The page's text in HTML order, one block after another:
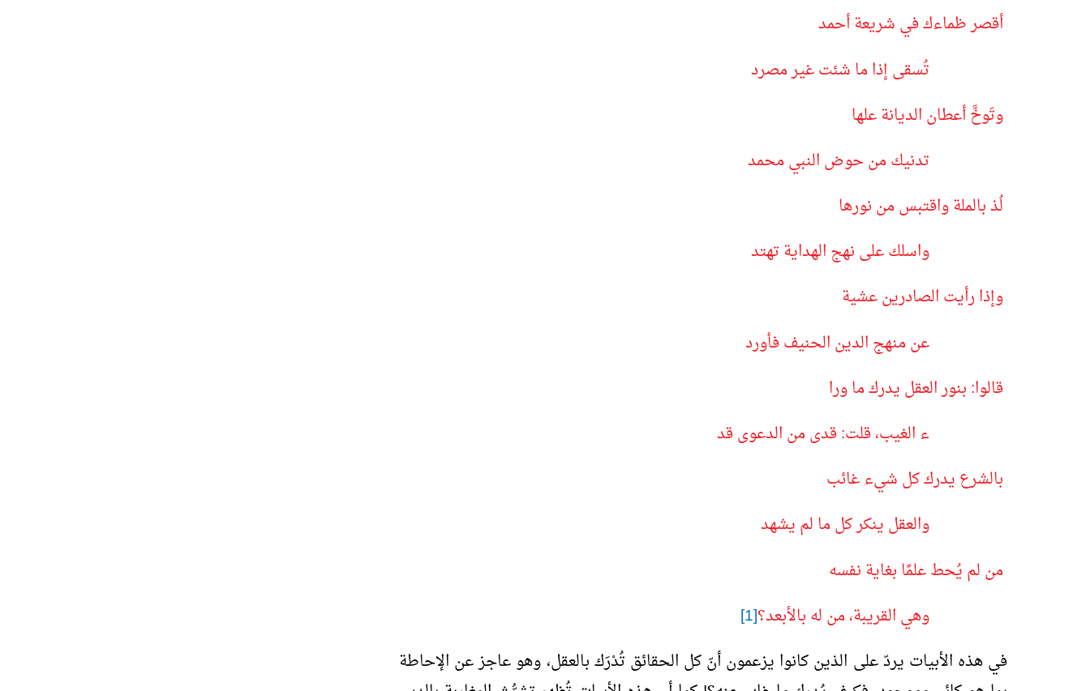
أقصر ظماءك في شريعة أحمد
تُسقى إذا ما شئت غير مصرد
وتَوخَّ أعطان الديانة علها
تدنيك من حوض النبي محمد
لُذ بالملة واقتبس من نورها
واسلك على نهج الهداية تهتد
وإذا رأيت الصادرين عشية
عن منهج الدين الحنيف فأورد
قالوا: بنور العقل يدرك ما ورا
ء الغيب، قلت: قدى من الدعوى قد
بالشرع يدرك كل شيء غائب
والعقل ينكر كل ما لم يشهد
من لم يُحط علمًا بغاية نفسه
وهي القريبة، من له بالأبعد؟[1]
في هذه الأبيات يردّ على الذين كانوا يزعمون أنّ كل الحقائق تُدْرَك بالعقل، وهو عاجز عن الإحاطة